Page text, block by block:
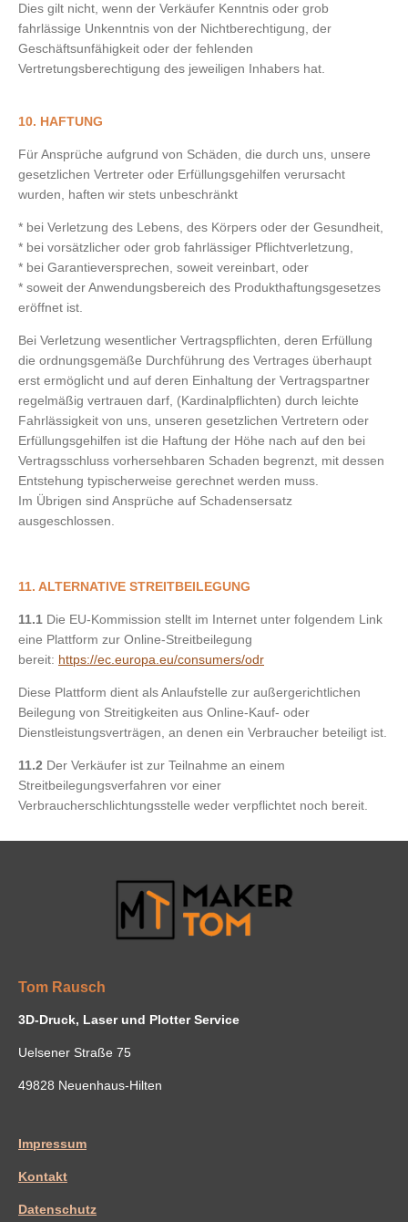
Dies gilt nicht, wenn der Verkäufer Kenntnis oder grob
fahrlässige Unkenntnis von der Nichtberechtigung, der
Geschäftsunfähigkeit oder der fehlenden
Vertretungsberechtigung des jeweiligen Inhabers hat.
10. HAFTUNG
Für Ansprüche aufgrund von Schäden, die durch uns, unsere
gesetzlichen Vertreter oder Erfüllungsgehilfen verursacht
wurden, haften wir stets unbeschränkt
* bei Verletzung des Lebens, des Körpers oder der Gesundheit,
* bei vorsätzlicher oder grob fahrlässiger Pflichtverletzung,
* bei Garantieversprechen, soweit vereinbart, oder
* soweit der Anwendungsbereich des Produkthaftungsgesetzes
eröffnet ist.
Bei Verletzung wesentlicher Vertragspflichten, deren Erfüllung
die ordnungsgemäße Durchführung des Vertrages überhaupt
erst ermöglicht und auf deren Einhaltung der Vertragspartner
regelmäßig vertrauen darf, (Kardinalpflichten) durch leichte
Fahrlässigkeit von uns, unseren gesetzlichen Vertretern oder
Erfüllungsgehilfen ist die Haftung der Höhe nach auf den bei
Vertragsschluss vorhersehbaren Schaden begrenzt, mit dessen
Entstehung typischerweise gerechnet werden muss.
Im Übrigen sind Ansprüche auf Schadensersatz
ausgeschlossen.
11. ALTERNATIVE STREITBEILEGUNG
11.1 Die EU-Kommission stellt im Internet unter folgendem Link
eine Plattform zur Online-Streitbeilegung
bereit: https://ec.europa.eu/consumers/odr
Diese Plattform dient als Anlaufstelle zur außergerichtlichen
Beilegung von Streitigkeiten aus Online-Kauf- oder
Dienstleistungsverträgen, an denen ein Verbraucher beteiligt ist.
11.2 Der Verkäufer ist zur Teilnahme an einem
Streitbeilegungsverfahren vor einer
Verbraucherschlichtungsstelle weder verpflichtet noch bereit.
Tom Rausch
3D-Druck, Laser und Plotter Service
Uelsener Straße 75
49828 Neuenhaus-Hilten
Impressum
Kontakt
Datenschutz